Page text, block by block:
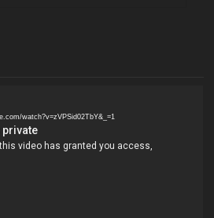
watch?v=zVPSid02TbY&_=1